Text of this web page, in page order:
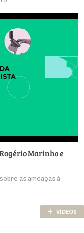
Marinho e
as ameaças à
+ VÍDEOS